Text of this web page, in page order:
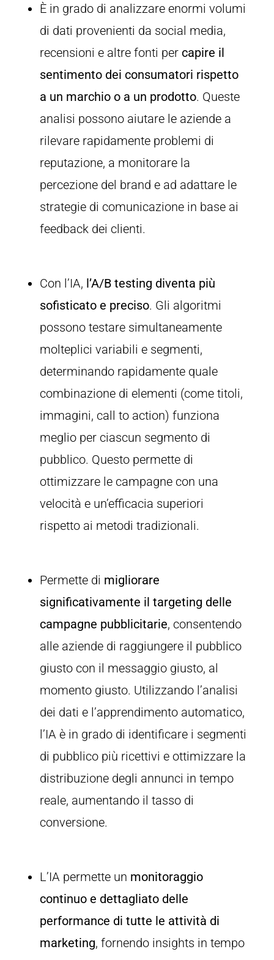
È in grado di analizzare enormi volumi
di dati provenienti da social media,
recensioni e altre fonti per capire il
sentimento dei consumatori rispetto
a un marchio o a un prodotto. Queste
analisi possono aiutare le aziende a
rilevare rapidamente problemi di
reputazione, a monitorare la
percezione del brand e ad adattare le
strategie di comunicazione in base ai
feedback dei clienti.
Con l’IA, l’A/B testing diventa più
sofisticato e preciso. Gli algoritmi
possono testare simultaneamente
molteplici variabili e segmenti,
determinando rapidamente quale
combinazione di elementi (come titoli,
immagini, call to action) funziona
meglio per ciascun segmento di
pubblico. Questo permette di
ottimizzare le campagne con una
velocità e un’efficacia superiori
rispetto ai metodi tradizionali.
Permette di migliorare
significativamente il targeting delle
campagne pubblicitarie, consentendo
alle aziende di raggiungere il pubblico
giusto con il messaggio giusto, al
momento giusto. Utilizzando l’analisi
dei dati e l’apprendimento automatico,
l’IA è in grado di identificare i segmenti
di pubblico più ricettivi e ottimizzare la
distribuzione degli annunci in tempo
reale, aumentando il tasso di
conversione.
L’IA permette un monitoraggio
continuo e dettagliato delle
performance di tutte le attività di
marketing, fornendo insights in tempo